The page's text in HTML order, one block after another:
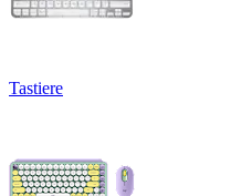
Tastiere